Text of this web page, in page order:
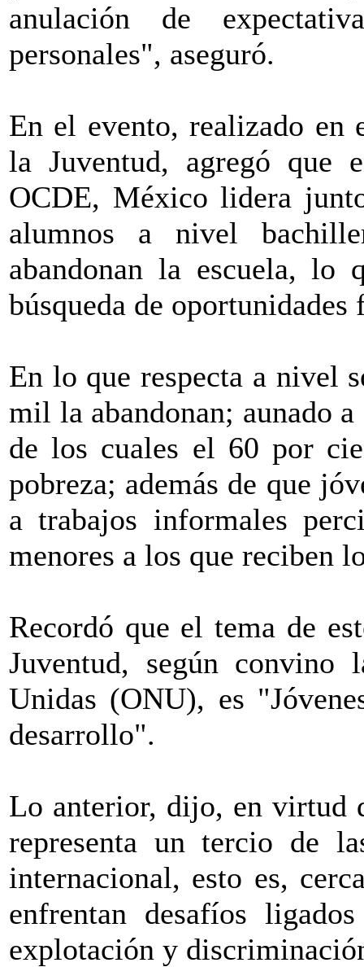
anulación de
personales", aseguró.
En el evento, realizado
la Juventud, agregó que
OCDE, México lidera
alumnos a nivel
abandonan la escuela, lo
búsqueda de
En lo que respecta a nivel
mil la abandonan; aunado
de los cuales el 60 por
pobreza; además de que
a trabajos informales
menores a los que reciben
Recordó que el tema de
Juventud, según convino
Unidas (ONU), es
desarrollo".
Lo anterior, dijo, en virtud
representa un tercio de
internacional, esto es,
enfrentan desafíos
explotación y